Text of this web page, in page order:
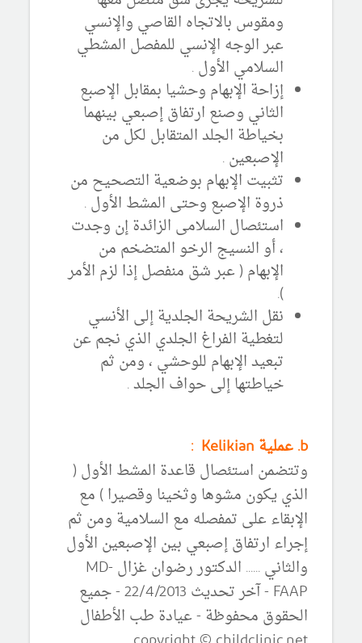
ومقوس بالاتجاه القاصي والإنسي
عبر الوجه الإنسي للمفصل المشطي
السلامي الأول .
إزاحة الإبهام وحشيا بمقابل الإصبع
الثاني وصنع ارتفاق إصبعي بينهما
بخياطة الجلد المتقابل لكل من
الإصبعين .
تثبيت الإبهام بوضعية التصحيح من
ذروة الإصبع وحتى المشط الأول .
استئصال السلامى الزائدة إن وجدت
، أو النسيج الرخو المتضخم من
الإبهام ( عبر شق منفصل إذا لزم الأمر
).
نقل الشريحة الجلدية إلى الأنسي
لتغطية الفراغ الجلدي الذي نجم عن
تبعيد الإبهام للوحشي ، ومن ثم
خياطتها إلى حواف الجلد .
b. عملية Kelikian :
وتتضمن استئصال قاعدة المشط الأول (
الذي يكون مشوها وثخينا وقصيرا ) مع
الإبقاء على تمفصله مع السلامية ومن ثم
إجراء ارتفاق إصبعي بين الإصبعين الأول
والثاني ...... الدكتور رضوان غزال MD-
FAAP - آخر تحديث 22/4/2013 - جميع
الحقوق محفوظة - عيادة طب الأطفال